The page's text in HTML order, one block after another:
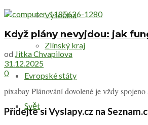
Vysočina
Zlínský kraj
Evropské státy
Svět
Když plány nevyjdou: jak
od Jitka Chvapilova
31.12.2025
0
pixabay Plánování dovolené je vždy
Přidejte si Vyslapy.cz na